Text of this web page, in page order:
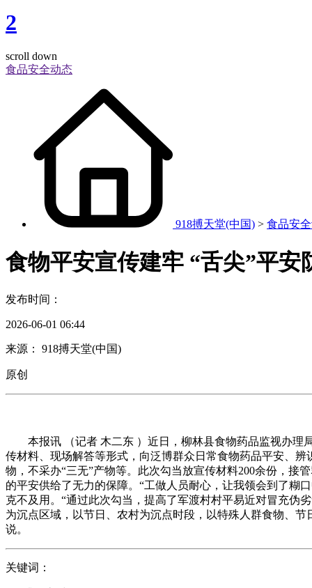
2
scroll down
食品安全动态
918搏天堂(中国) > 食品安
食物平安宣传建牢 “舌尖”平安
发布时间：
2026-06-01 06:44
来源： 918搏天堂(中国)
原创
本报讯 （记者 木二东 ）近日，柳林县食物药品监视办理
传材料、现场解答等形式，向泛博群众日常食物药品平安、
物，不采办“三无”产物等。此次勾当放宣传材料200余份，接
的平安供给了无力的保障。“工做人员耐心，让我领会到了糊
克不及用。“通过此次勾当，提高了军渡村村平易近对冒充伪
为沉点区域，以节日、农村为沉点时段，以特殊人群食物、
说。
关键词：